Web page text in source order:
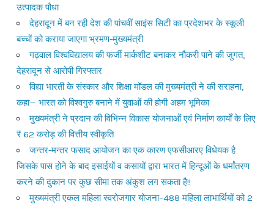
उत्पादक पौधा
देहरादून में बन रही देश की पांचवीं साइंस सिटी का प्रदेशभर के स्कूली
बच्चों को कराया जाएगा भ्रमण-मुख्यमंत्री
गढ़वाल विश्वविद्यालय की फर्जी मार्कशीट बनाकर नौकरी पाने की जुगत,
देहरादून से आरोपी गिरफ्तार
विद्या भारती के संस्कार और शिक्षा मॉडल की मुख्यमंत्री ने की सराहना,
कहा— भारत को विश्वगुरु बनाने में युवाओं की होगी अहम भूमिका
मुख्यमंत्री ने प्रदान की विभिन्न विकास योजनाओं एवं निर्माण कार्यों के लिए
₹ 62 करोड़ की वित्तीय स्वीकृति
जन्तर-मन्तर फसाद आयोजन का एक कारण एफसीआरए विधेयक है
जिसके पास होने के बाद इसाईयों व कसायों द्वारा भारत में हिन्दूओं के धर्मांतरण
करने की दुकान पर कुछ सीमा तक अंकुश लग सकता है!!
मुख्यमंत्री एकल महिला स्वरोजगार योजना–488 महिला लाभार्थियों को 2